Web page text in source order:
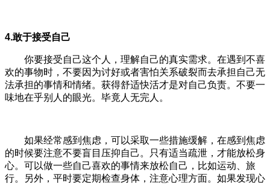
4.敢于接受自己
你要接受自己这个人，理解自己的真实需求。在遇到不喜
欢的事物时，不要因为讨好或者害怕关系破裂而去承担自己无
法承担的事情和情绪。获得舒适快活才是对自己负责。不要一
味地在乎别人的眼光。毕竟人无完人。
如果经常感到焦虑，可以采取一些措施缓解，在感到焦虑
的时候要注意不要盲目压抑自己。只有适当疏泄，才能放松身
心。可以做一些自己喜欢的事情来放松自己，比如运动、旅
行。另外，平时要定期检查身体，注意心理方面。如果发现心